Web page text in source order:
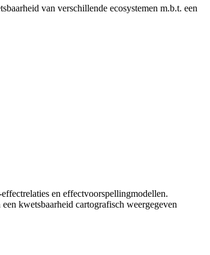
van verschillende ecosystemen m.b.t. een
en effectvoorspellingmodellen.
kwetsbaarheid cartografisch weergegeven